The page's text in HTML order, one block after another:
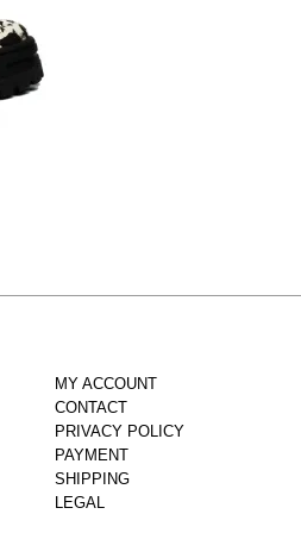
MY ACCOUNT
CONTACT
PRIVACY POLICY
PAYMENT
SHIPPING
LEGAL